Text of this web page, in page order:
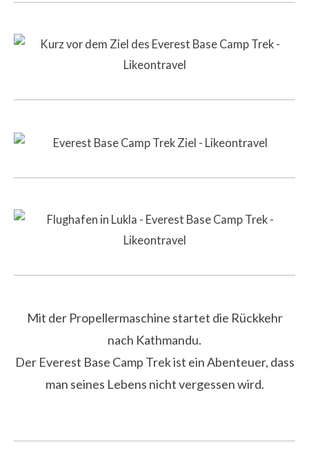
Mit der Propellermaschine startet die Rückkehr
nach Kathmandu.
Der Everest Base Camp Trek ist ein Abenteuer, dass
man seines Lebens nicht vergessen wird.